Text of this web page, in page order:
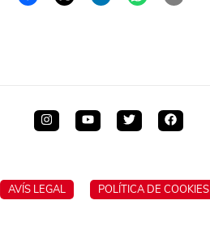
AVÍS LEGAL POLÍTICA DE COOKIES